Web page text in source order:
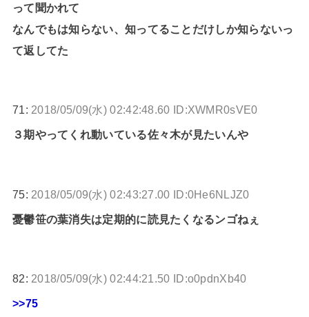
って聞かれて
なんでもは知らない、知ってることだけしか知らないっ
て返してた
71: 2018/05/09(水) 02:42:48.60 ID:XWMR0sVE0
３期やってくれ動いている佐々木が見たいんや
75: 2018/05/09(水) 02:43:27.00 ID:0He6NLJZ0
憂鬱笹の葉消失は定期的に読見たくなるンゴねぇ
82: 2018/05/09(水) 02:44:21.50 ID:o0pdnXb40
>>75